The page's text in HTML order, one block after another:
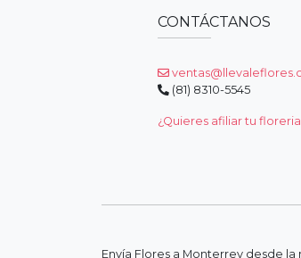
CONTÁCTANOS
(81) 8310-5545
¿Quieres afiliar tu
Envía Flores a Monterrey desde